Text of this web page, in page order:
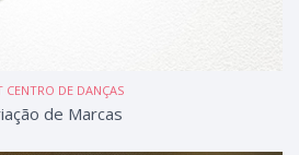
CENTRO DE DANÇAS
de Marcas